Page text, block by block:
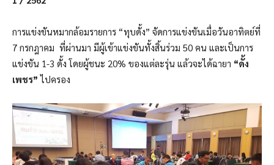
การแข่งขันหมากล้อมรายการ “ทุบดั้ง” จัดการแข่งขันเมื่อวันอาทิตย์ที่
7 กรกฎาคม ที่ผ่านมา มีผู้เข้าแข่งขันทั้งสิ้นร่วม 50 คน และเป็นการ
แข่งขัน 1-3 ดั้ง โดยผู้ชนะ 20% ของแต่ละรุ่น แล้วจะได้ฉายา “ดั้ง
เพชร” ไปครอง